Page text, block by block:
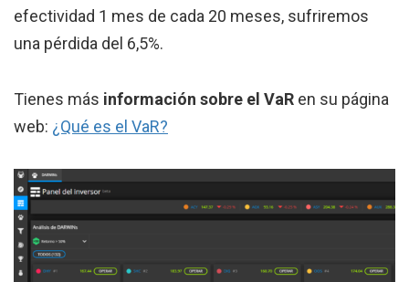
efectividad 1 mes de cada 20 meses, sufriremos
una pérdida del 6,5%.
Tienes más información sobre el VaR en su página
web: ¿Qué es el VaR?